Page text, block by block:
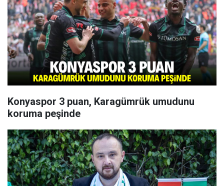
Konyaspor 3 puan, Karagümrük umudunu
koruma peşinde